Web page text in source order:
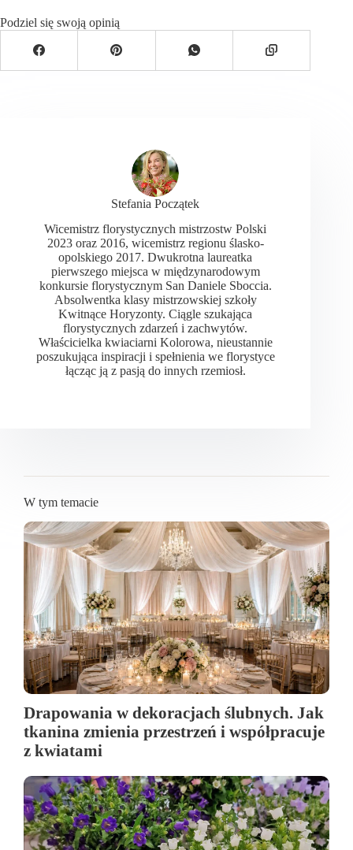
Podziel się swoją opinią
Stefania Początek
Wicemistrz florystycznych mistrzostw Polski
2023 oraz 2016, wicemistrz regionu ślasko-
opolskiego 2017. Dwukrotna laureatka
pierwszego miejsca w międzynarodowym
konkursie florystycznym San Daniele Sboccia.
Absolwentka klasy mistrzowskiej szkoły
Kwitnące Horyzonty. Ciągle szukająca
florystycznych zdarzeń i zachwytów.
Właścicielka kwiaciarni Kolorowa, nieustannie
poszukująca inspiracji i spełnienia we florystyce
łącząc ją z pasją do innych rzemiosł.
W tym temacie
Drapowania w dekoracjach ślubnych. Jak
tkanina zmienia przestrzeń i współpracuje
z kwiatami